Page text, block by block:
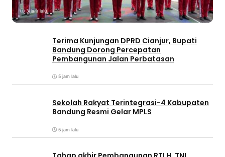
3 jam lalu
Terima Kunjungan DPRD Cianjur, Bupati
Bandung Dorong Percepatan
Pembangunan Jalan Perbatasan
5 jam lalu
Sekolah Rakyat Terintegrasi-4 Kabupaten
Bandung Resmi Gelar MPLS
5 jam lalu